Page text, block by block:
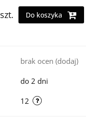
szt. Do koszyka
brak ocen (dodaj)
do 2 dni
12